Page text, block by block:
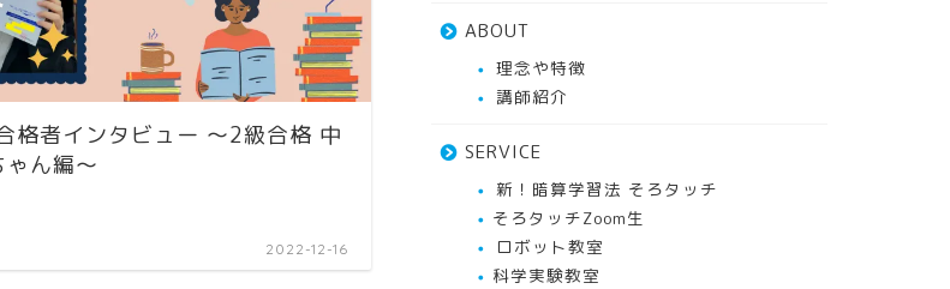
格者インタビュー 〜2級合格 中
ん編〜
2022-12-16
ABOUT
理念や特徴
講師紹介
SERVICE
新！暗算学習法 そろタッチ
そろタッチZoom生
ロボット教室
科学実験教室